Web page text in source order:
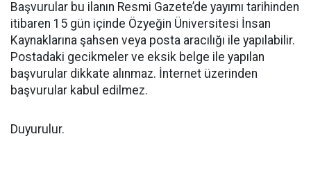
Başvurular bu ilanın Resmi Gazete’de yayımı tarihinden
itibaren 15 gün içinde Özyeğin Üniversitesi İnsan
Kaynaklarına şahsen veya posta aracılığı ile yapılabilir.
Postadaki gecikmeler ve eksik belge ile yapılan
başvurular dikkate alınmaz. İnternet üzerinden
başvurular kabul edilmez.
Duyurulur.